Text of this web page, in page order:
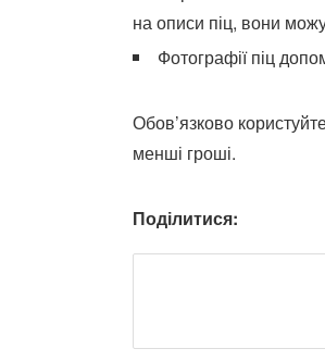
на описи піц, вони
Фотографії піц
Обов’язково
менші гроші.
Поділитися: